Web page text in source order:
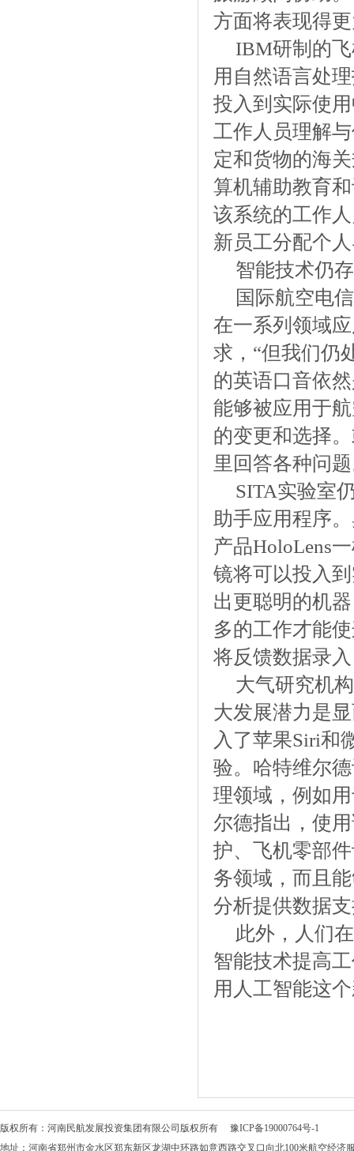
方面将表现得
IBM研制的
用自然语言处
投入到实际使
工作人员理解
定和货物的海
算机辅助教育
该系统的工作
新员工分配个
智能技术仍
国际航空电
在一系列领域
求，“但我们仍
的英语口音依
能够被应用于
的变更和选择
里回答各种问
SITA实验室
助手应用程序
产品HoloLens
镜将可以投入
出更聪明的机
多的工作才能
将反馈数据录
大气研究机
大发展潜力是
入了苹果Siri和
验。哈特维尔
理领域，例如
尔德指出，使
护、飞机零部
务领域，而且
分析提供数据
此外，人们
智能技术提高
用人工智能这
版权所有：河南民航发展投资集团有限公司版权所有 豫ICP备19000764号-1
地址：河南省郑州市金水区郑东新区龙湖中环路如意西路交叉口向北100米航空经济